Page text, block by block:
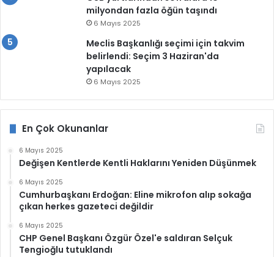
milyondan fazla öğün taşındı
6 Mayıs 2025
Meclis Başkanlığı seçimi için takvim
belirlendi: Seçim 3 Haziran'da
yapılacak
6 Mayıs 2025
En Çok Okunanlar
6 Mayıs 2025
Değişen Kentlerde Kentli Haklarını Yeniden Düşünmek
6 Mayıs 2025
Cumhurbaşkanı Erdoğan: Eline mikrofon alıp sokağa
çıkan herkes gazeteci değildir
6 Mayıs 2025
CHP Genel Başkanı Özgür Özel'e saldıran Selçuk
Tengioğlu tutuklandı